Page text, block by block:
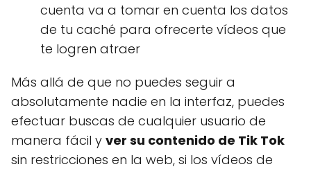
cuenta va a tomar en cuenta los datos
de tu caché para ofrecerte vídeos que
te logren atraer
Más allá de que no puedes seguir a
absolutamente nadie en la interfaz, puedes
efectuar buscas de cualquier usuario de
manera fácil y ver su contenido de Tik Tok
sin restricciones en la web, si los vídeos de